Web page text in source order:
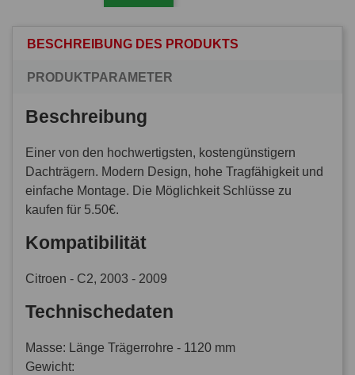
BESCHREIBUNG DES PRODUKTS
PRODUKTPARAMETER
Beschreibung
Einer von den hochwertigsten, kostengünstigern
Dachträgern. Modern Design, hohe Tragfähigkeit und
einfache Montage. Die Möglichkeit Schlüsse zu
kaufen für 5.50€.
Kompatibilität
Citroen - C2, 2003 - 2009
Technischedaten
Masse: Länge Trägerrohre - 1120 mm
Gewicht: